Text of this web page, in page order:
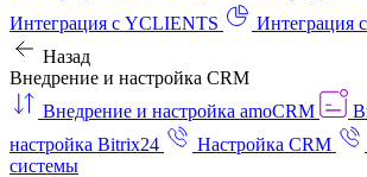
Интеграция с YCLIENTS
Интеграция
Назад
Внедрение и настройка CRM
Внедрение и настройка amoCRM
настройка Bitrix24
Настройка CRM
системы